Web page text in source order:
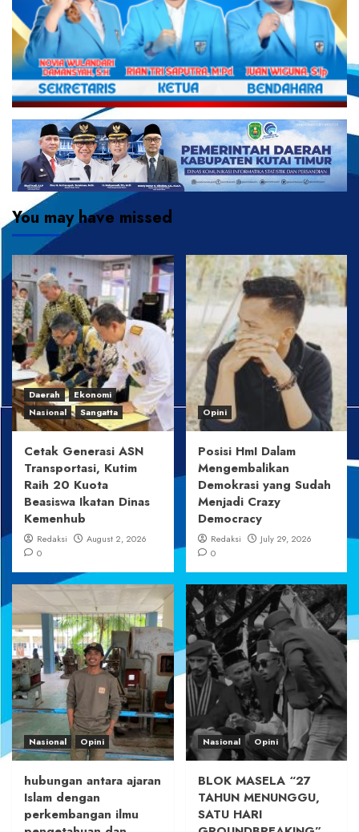
You may have missed
Daerah
Ekonomi
Nasional
Sangatta
Cetak Generasi ASN
Transportasi, Kutim
Raih 20 Kuota
Beasiswa Ikatan Dinas
Kemenhub
Redaksi
August 2, 2026
0
Opini
Posisi HmI Dalam
Mengembalikan
Demokrasi yang Sudah
Menjadi Crazy
Democracy
Redaksi
July 29, 2026
0
Nasional Opini
hubungan antara ajaran
Islam dengan
perkembangan ilmu
Nasional Opini
BLOK MASELA “27
TAHUN MENUNGGU,
SATU HARI